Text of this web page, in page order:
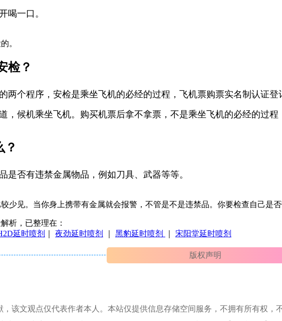
喝一口。
。
检？
两个程序，安检是乘坐飞机的必经的过程，飞机票购票实名制认证
，候机乘坐飞机。购买机票后拿不拿票，不是乘坐飞机的必经的过程
？
是否有违禁金属物品，例如刀具、武器等等。
少见。当你身上携带有金属就会报警，不管是不是违禁品。你要检查自己是否
析，已整理在：
延时喷剂 夜劲延时喷剂 黑豹延时喷剂 宋阳堂延时喷剂
版权声明
该文观点仅代表作者本人。本站仅提供信息存储空间服务，不拥有所有权，